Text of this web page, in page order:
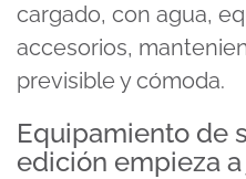
cargado, con agua,
accesorios,
previsible y cómoda.
Equipamiento de
edición empieza